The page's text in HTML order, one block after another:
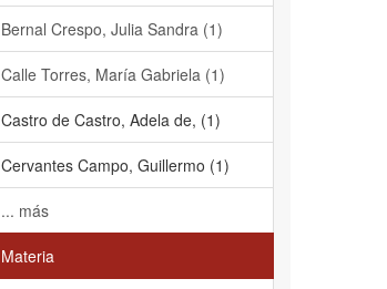
Bernal Crespo, Julia Sandra (1)
Calle Torres, María Gabriela (1)
Castro de Castro, Adela de, (1)
Cervantes Campo, Guillermo (1)
... más
Materia